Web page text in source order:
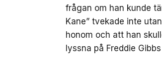
frågan om han kunde
Kane” tvekade inte
honom och att han
lyssna på Freddie